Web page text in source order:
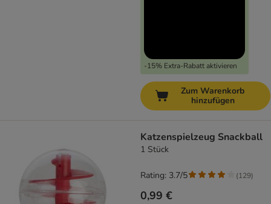
-15% Extra-Rabatt aktivieren
Zum Warenkorb
hinzufügen
Katzenspielzeug Snackball
1 Stück
0,99 €
Rating: 3.7/5 (129)